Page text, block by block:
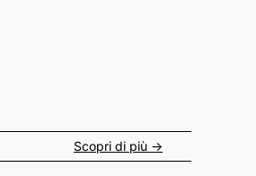
Scopri di più ->